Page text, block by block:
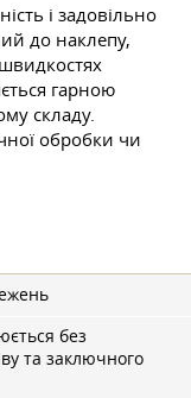
і задовільно
до наклепу,
гарною
складу.
обробки чи
без
та заключного